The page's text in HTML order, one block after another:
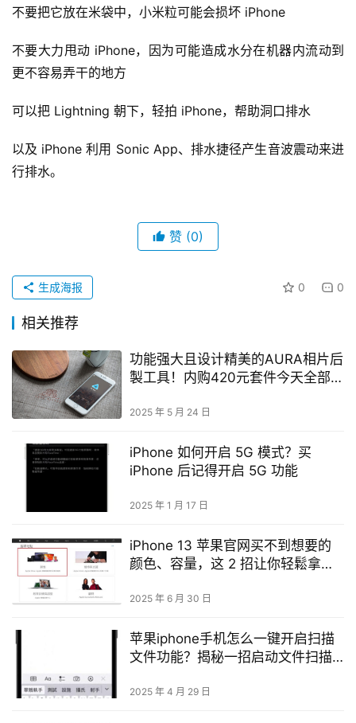
不要把它放在米袋中，小米粒可能会损坏 iPhone
不要大力甩动 iPhone，因为可能造成水分在机器内流动到
更不容易弄干的地方
可以把 Lightning 朝下，轻拍 iPhone，帮助洞口排水
以及 iPhone 利用 Sonic App、排水捷径产生音波震动来进
行排水。
赞 (0)
0 0
生成海报
相关推荐
功能强大且设计精美的AURA相片后
製工具！内购420元套件今天全部免
2025 年 5 月 24 日
iPhone 如何开启 5G 模式？买
iPhone 后记得开启 5G 功能
2025 年 1 月 17 日
iPhone 13 苹果官网买不到想要的
颜色、容量，这 2 招让你轻鬆拿现
2025 年 6 月 30 日
苹果iphone手机怎么一键开启扫描
文件功能？揭秘一招启动文件扫描
2025 年 4 月 29 日